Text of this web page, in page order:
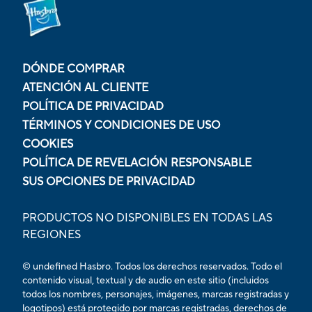
DÓNDE COMPRAR
ATENCIÓN AL CLIENTE
POLÍTICA DE PRIVACIDAD
TÉRMINOS Y CONDICIONES DE USO
COOKIES
POLÍTICA DE REVELACIÓN RESPONSABLE
SUS OPCIONES DE PRIVACIDAD
PRODUCTOS NO DISPONIBLES EN TODAS LAS
REGIONES
© undefined Hasbro. Todos los derechos reservados. Todo el
contenido visual, textual y de audio en este sitio (incluidos
todos los nombres, personajes, imágenes, marcas registradas y
logotipos) está protegido por marcas registradas, derechos de